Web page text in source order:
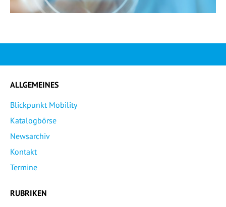
ALLGEMEINES
Blickpunkt Mobility
Katalogbörse
Newsarchiv
Kontakt
Termine
RUBRIKEN